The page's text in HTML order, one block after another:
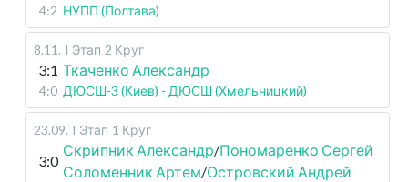
4:2 НУПП (Полтава)
8.11 . I Этап 2 Круг
3:1 Ткаченко Александр
4:0 ДЮСШ-3 (Киев) - ДЮСШ (Хмельницкий)
23.09. I Этап 1 Круг
3:0
Скрипник Александр/Пономаренко Сергей
Соломенник Артем/Островский Андрей